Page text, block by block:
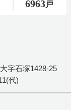
字石塚1428-25
代)